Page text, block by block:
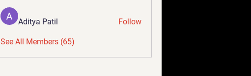
Aditya Patil Follow
See All Members (65)